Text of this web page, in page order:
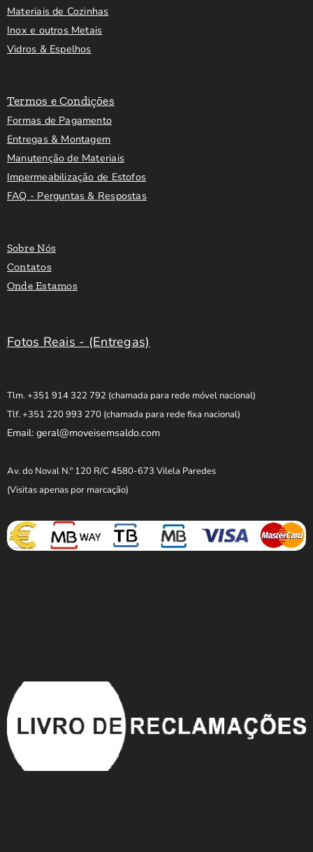
Materiais de Cozinhas
Inox e outros Metais
Vidros & Espelhos
Termos e Condições
Formas de Pagamento
Entregas & Montagem
Manutenção de Materiais
Impermeabilização de Estofos
FAQ - Perguntas & Respostas
Sobre Nós
Contatos
Onde Estamos
Fotos Reais - (Entregas)
Tlm. +351 914 322 792 (chamada para rede móvel nacional)
Tlf. +351 220 993 270 (chamada para rede fixa nacional)
Email: geral@moveisemsaldo.com
Av. do Noval N.º 120 R/C 4580-673 Vilela Paredes
(Visitas apenas por marcação)